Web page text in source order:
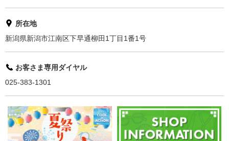
所在地
新潟県新潟市江南区下早通柳田1丁目1番1号
お客さま専用ダイヤル
025-383-1301